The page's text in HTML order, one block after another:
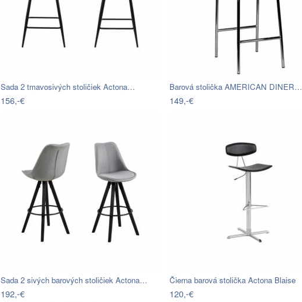
Sada 2 tmavosivých stoličiek Actona…
156,-€
Barová stolička AMERICAN DINER…
149,-€
Sada 2 sivých barových stoličiek Actona…
192,-€
Čierna barová stolička Actona Blaise
120,-€